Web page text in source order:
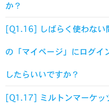
か？
[Q1.16] しばらく使わない
の「マイページ」にログイ
したらいいですか？
[Q1.17] ミルトンマーケッ